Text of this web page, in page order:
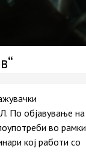
По објавување на
во рамки
кој работи со